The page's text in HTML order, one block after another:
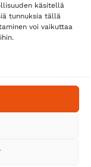
käsitellä
tunnuksia tällä
voi vaikuttaa